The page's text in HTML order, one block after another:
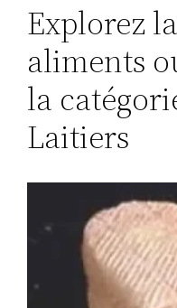
Explorez
aliments
la
Laitiers